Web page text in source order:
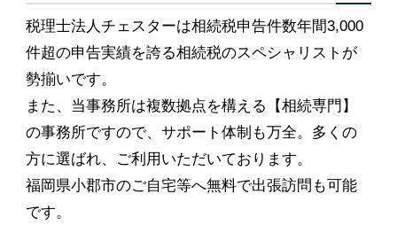
税理士法人チェスターは相続税申告件数年間3,000
件超の申告実績を誇る相続税のスペシャリストが
勢揃いです。
また、当事務所は複数拠点を構える【相続専門】
の事務所ですので、サポート体制も万全。多くの
方に選ばれ、ご利用いただいております。
福岡県小郡市のご自宅等へ無料で出張訪問も可能
です。